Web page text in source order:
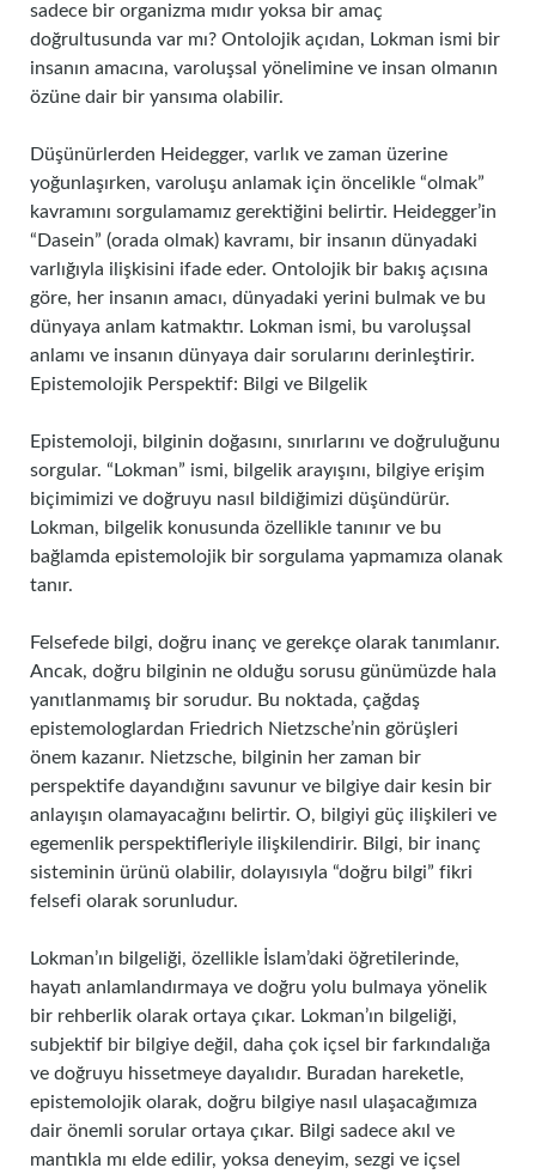
sadece bir organizma mıdır yoksa bir amaç
doğrultusunda var mı? Ontolojik açıdan, Lokman ismi bir
insanın amacına, varoluşsal yönelimine ve insan olmanın
özüne dair bir yansıma olabilir.
Düşünürlerden Heidegger, varlık ve zaman üzerine
yoğunlaşırken, varoluşu anlamak için öncelikle “olmak”
kavramını sorgulamamız gerektiğini belirtir. Heidegger’in
“Dasein” (orada olmak) kavramı, bir insanın dünyadaki
varlığıyla ilişkisini ifade eder. Ontolojik bir bakış açısına
göre, her insanın amacı, dünyadaki yerini bulmak ve bu
dünyaya anlam katmaktır. Lokman ismi, bu varoluşsal
anlamı ve insanın dünyaya dair sorularını derinleştirir.
Epistemolojik Perspektif: Bilgi ve Bilgelik
Epistemoloji, bilginin doğasını, sınırlarını ve doğruluğunu
sorgular. “Lokman” ismi, bilgelik arayışını, bilgiye erişim
biçimimizi ve doğruyu nasıl bildiğimizi düşündürür.
Lokman, bilgelik konusunda özellikle tanınır ve bu
bağlamda epistemolojik bir sorgulama yapmamıza olanak
tanır.
Felsefede bilgi, doğru inanç ve gerekçe olarak tanımlanır.
Ancak, doğru bilginin ne olduğu sorusu günümüzde hala
yanıtlanmamış bir sorudur. Bu noktada, çağdaş
epistemologlardan Friedrich Nietzsche’nin görüşleri
önem kazanır. Nietzsche, bilginin her zaman bir
perspektife dayandığını savunur ve bilgiye dair kesin bir
anlayışın olamayacağını belirtir. O, bilgiyi güç ilişkileri ve
egemenlik perspektifleriyle ilişkilendirir. Bilgi, bir inanç
sisteminin ürünü olabilir, dolayısıyla “doğru bilgi” fikri
felsefi olarak sorunludur.
Lokman’ın bilgeliği, özellikle İslam’daki öğretilerinde,
hayatı anlamlandırmaya ve doğru yolu bulmaya yönelik
bir rehberlik olarak ortaya çıkar. Lokman’ın bilgeliği,
subjektif bir bilgiye değil, daha çok içsel bir farkındalığa
ve doğruyu hissetmeye dayalıdır. Buradan hareketle,
epistemolojik olarak, doğru bilgiye nasıl ulaşacağımıza
dair önemli sorular ortaya çıkar. Bilgi sadece akıl ve
mantıkla mı elde edilir, yoksa deneyim, sezgi ve içsel